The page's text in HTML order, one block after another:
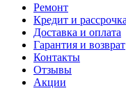
Ремонт
Кредит и рассрочка
Доставка и оплата
Гарантия и возврат
Контакты
Отзывы
Акции